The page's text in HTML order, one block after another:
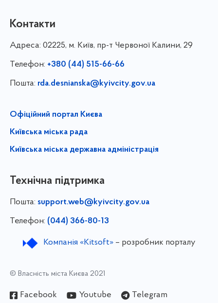
Контакти
Адреса: 02225, м. Київ, пр-т Червоної Калини, 29
Телефон: +380 (44) 515-66-66
Пошта: rda.desnianska@kyivcity.gov.ua
Офіційний портал Києва
Київська міська рада
Київська міська державна адміністрація
Технічна підтримка
Пошта: support.web@kyivcity.gov.ua
Телефон: (044) 366-80-13
Компанія «Kitsoft»– розробник порталу
© Власність міста Києва 2021
Facebook Youtube Telegram